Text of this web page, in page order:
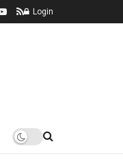
Login